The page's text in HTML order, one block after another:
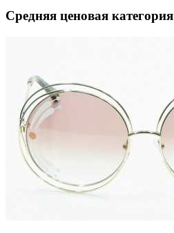
Средняя ценовая категория